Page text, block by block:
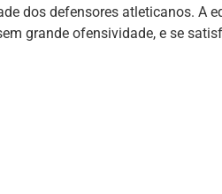
dos defensores atleticanos. A
grande ofensividade, e se